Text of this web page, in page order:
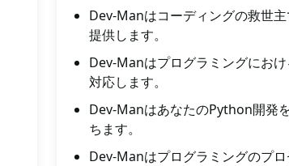
Dev-Manはコーディングの救世
提供します。
Dev-Manはプログラミングにお
対応します。
Dev-ManはあなたのPython開発
ちます。
Dev-Manはプログラミングのプ